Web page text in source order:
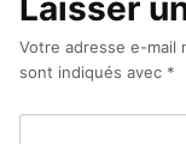
Votre adresse e-mail
sont indiqués avec *